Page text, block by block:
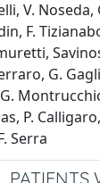
V. Noseda,
F.
G.
P.
Serra
PATIENTS